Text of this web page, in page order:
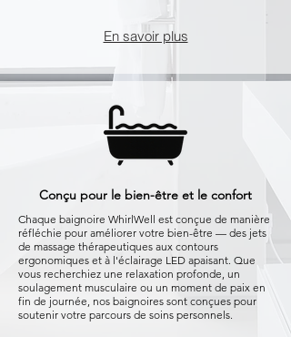
En savoir plus
Conçu pour le bien-être et le confort
Chaque baignoire WhirlWell est conçue de manière
réfléchie pour améliorer votre bien-être — des jets
de massage thérapeutiques aux contours
ergonomiques et à l'éclairage LED apaisant. Que
vous recherchiez une relaxation profonde, un
soulagement musculaire ou un moment de paix en
fin de journée, nos baignoires sont conçues pour
soutenir votre parcours de soins personnels.